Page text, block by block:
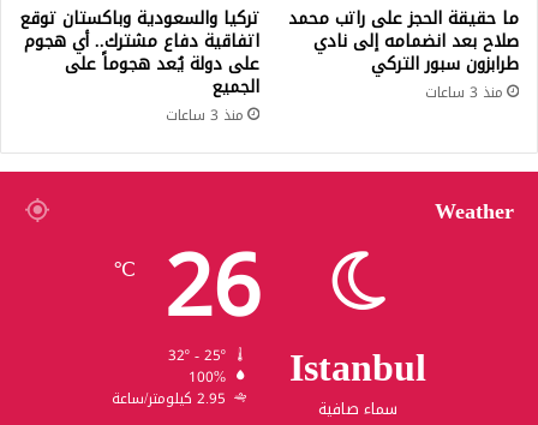
ما حقيقة الحجز على راتب محمد
صلاح بعد انضمامه إلى نادي
طرابزون سبور التركي
منذ 3 ساعات
تركيا والسعودية وباكستان توقع
اتفاقية دفاع مشترك.. أي هجوم
على دولة يُعد هجوماً على
الجميع
منذ 3 ساعات
Weather
Istanbul
سماء صافية
26
℃
100%
2.95 كيلومتر/ساعة